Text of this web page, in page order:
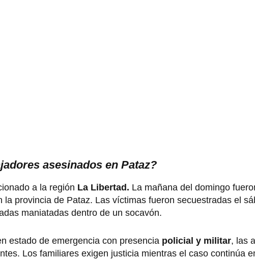
asesinados en Pataz?
a la región La Libertad. La mañana del domingo
provincia de Pataz. Las víctimas fueron secuestradas el
maniatadas dentro de un socavón.
estado de emergencia con presencia policial y militar, las
Los familiares exigen justicia mientras el caso continúa